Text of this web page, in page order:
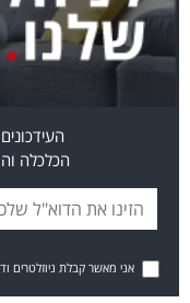
הכלכלה
אני מאשר קבלת ניוזלטרים